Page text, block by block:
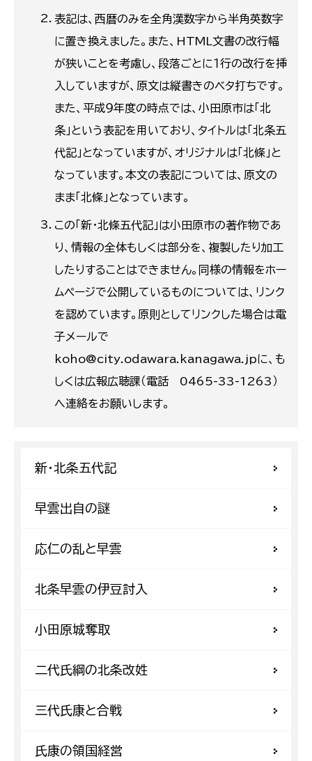
表記は、西暦のみを全角漢数字から半角英数字
に置き換えました。また、HTML文書の改行幅
が狭いことを考慮し、段落ごとに１行の改行を挿
入していますが、原文は縦書きのベタ打ちです。
また、平成９年度の時点では、小田原市は「北
条」という表記を用いており、タイトルは「北条五
代記」となっていますが、オリジナルは「北條」と
なっています。本文の表記については、原文の
まま「北條」となっています。
この「新・北條五代記」は小田原市の著作物であ
り、情報の全体もしくは部分を、複製したり加工
したりすることはできません。同様の情報をホー
ムページで公開しているものについては、リンク
を認めています。原則としてリンクした場合は電
子メールで
koho@city.odawara.kanagawa.jpに、も
しくは広報広聴課（電話 0465-33-1263）
へ連絡をお願いします。
新・北条五代記
早雲出自の謎
応仁の乱と早雲
北条早雲の伊豆討入
小田原城奪取
二代氏綱の北条改姓
三代氏康と合戦
氏康の領国経営